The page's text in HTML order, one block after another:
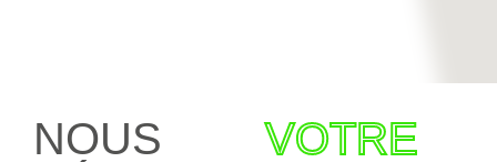
NOUS
VOTRE